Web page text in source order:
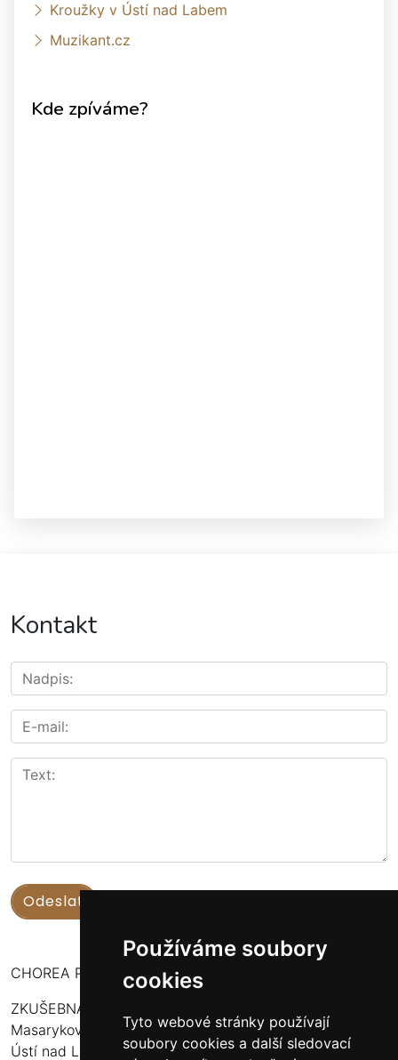
Používáme soubory
cookies
Tyto webové stránky používají
soubory cookies a další sledovací
Kroužky v Ústí nad Labem
Muzikant.cz
Kde zpíváme?
Kontakt
CHOREA PUERI USTENSIS
ZKUŠEBNA:
Masarykova 316
Ústí nad Labem - Bukov Rondel